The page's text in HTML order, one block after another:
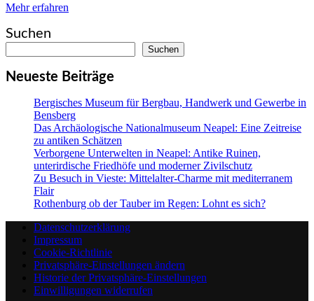
Mehr erfahren
Suchen
Suchen
Neueste Beiträge
Bergisches Museum für Bergbau, Handwerk und Gewerbe in
Bensberg
Das Archäologische Nationalmuseum Neapel: Eine Zeitreise
zu antiken Schätzen
Verborgene Unterwelten in Neapel: Antike Ruinen,
unterirdische Friedhöfe und moderner Zivilschutz
Zu Besuch in Vieste: Mittelalter-Charme mit mediterranem
Flair
Rothenburg ob der Tauber im Regen: Lohnt es sich?
Datenschutzerklärung
Impressum
Cookie-Richtlinie
Privatsphäre-Einstellungen ändern
Historie der Privatsphäre-Einstellungen
Einwilligungen widerrufen